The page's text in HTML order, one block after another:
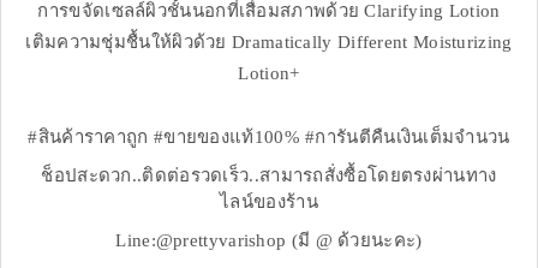
การขจัดเซลล์ผิวชั้นนอกที่เสื่อมสภาพด้วย Clarifying Lotion
เติมความชุ่มชื้นให้ผิวด้วย Dramatically Different Moisturizing
Lotion+
#สินค้าราคาถูก #ขายของแท้100% #การันตีคืนเงินเต็มจำนวน
ช็อปสะดวก..ติดต่อรวดเร็ว..สามารถสั่งซื้อโดยตรงผ่านทาง
ไลน์ของร้าน
Line:@prettyvarishop (มี @ ด้วยนะคะ)